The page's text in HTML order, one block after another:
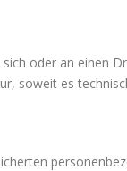
oder an einen
soweit es